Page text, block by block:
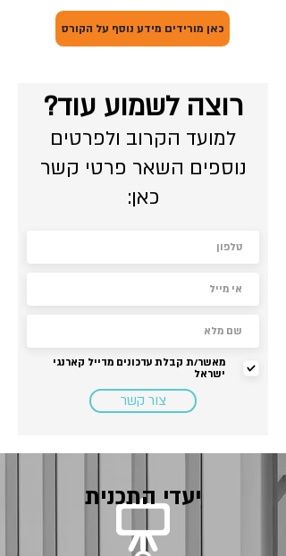
כאן מורידים מידע נוסף על הקורס
רוצה לשמוע עוד?
למועד הקרוב ולפרטים
נוספים השאר פרטי קשר
כאן:
מאשר/ת קבלת עדכונים מדייל קארנגי
ישראל
צור קשר
יעדי התכנית